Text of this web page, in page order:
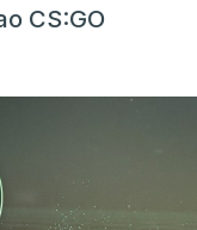
CS:GO